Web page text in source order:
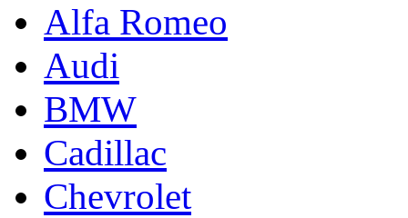
Alfa Romeo
Audi
BMW
Cadillac
Chevrolet